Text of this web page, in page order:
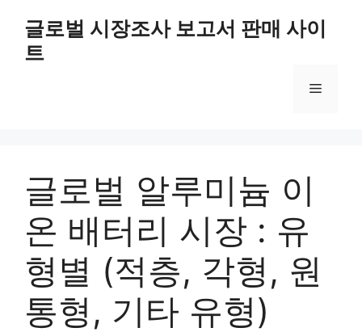
content
글로벌 시장조사 보고서 판매 사이
트
Menu
글로벌 알루미늄 이
온 배터리 시장 : 유
형별 (적층, 각형, 원
통형, 기타 유형)